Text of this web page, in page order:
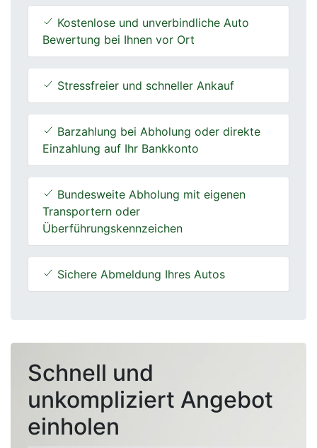
Kostenlose und unverbindliche Auto
Bewertung bei Ihnen vor Ort
Stressfreier und schneller Ankauf
Barzahlung bei Abholung oder direkte
Einzahlung auf Ihr Bankkonto
Bundesweite Abholung mit eigenen
Transportern oder
Überführungskennzeichen
Sichere Abmeldung Ihres Autos
Schnell und
unkompliziert Angebot
einholen